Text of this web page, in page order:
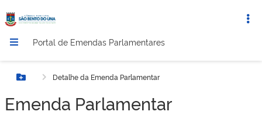
Portal de Emendas Parlamentares
Botão MenuDetalhe da Emenda Parlamentar
Emenda Parlamentar